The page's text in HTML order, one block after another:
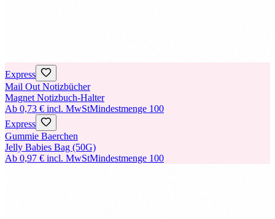
Express
Mail Out Notizbücher
Magnet Notizbuch-Halter
Ab 0,73 € incl. MwStMindestmenge 100
Express
Gummie Baerchen
Jelly Babies Bag (50G)
Ab 0,97 € incl. MwStMindestmenge 100